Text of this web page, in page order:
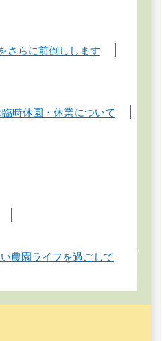
さらに前倒しします
時休園・休業について
農園ライフを過ごして